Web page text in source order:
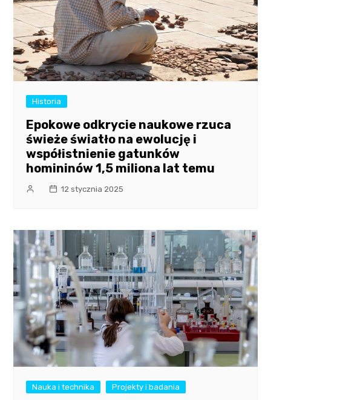
Historia
Epokowe odkrycie naukowe rzuca
świeże światło na ewolucję i
współistnienie gatunków
homininów 1,5 miliona lat temu
12 stycznia 2025
Nauka i technika Projekty i badania